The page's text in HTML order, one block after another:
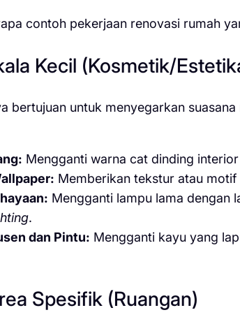
contoh pekerjaan renovasi rumah
Kecil (Kosmetik/
bertujuan untuk menyegarkan
Mengganti warna cat dinding
Memberikan tekstur atau
Mengganti lampu lama dengan
.
dan Pintu: Mengganti kayu yang
Spesifik (Ruangan)